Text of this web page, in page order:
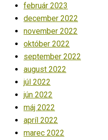
február 2023
december 2022
november 2022
október 2022
september 2022
august 2022
júl 2022
jún 2022
máj 2022
apríl 2022
marec 2022